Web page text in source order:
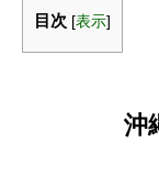
目次 [表示]
沖